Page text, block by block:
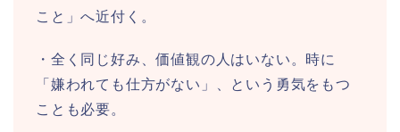
こと」へ近付く。
・全く同じ好み、価値観の人はいない。時に
「嫌われても仕方がない」、という勇気をもつ
ことも必要。